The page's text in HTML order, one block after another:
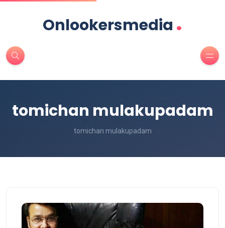
Onlookersmedia .
tomichan mulakupadam
tomichan mulakupadam